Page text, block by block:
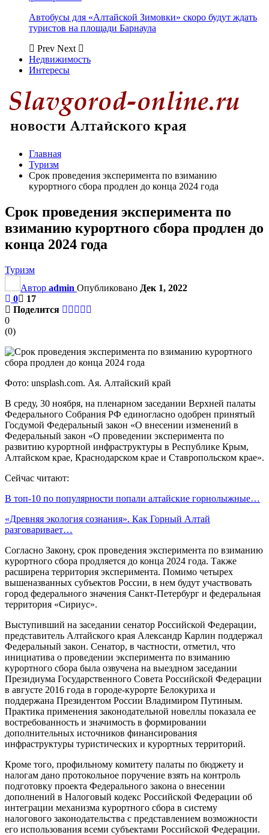
Автобусы для «Алтайской Зимовки» скоро будут ждать
туристов на площади Барнаула
Prev Next
Недвижимость
Интересы
Главная
Туризм
Срок проведения эксперимента по взиманию
курортного сбора продлен до конца 2024 года
Срок проведения эксперимента по
взиманию курортного сбора продлен до
конца 2024 года
Туризм
Автор admin Опубликовано Дек 1, 2022
0
17
Поделится
0
(0)
Фото: unsplash.com. Ая. Алтайский край
В среду, 30 ноября, на пленарном заседании Верхней палаты
Федерального Собрания РФ единогласно одобрен принятый
Госдумой Федеральный закон «О внесении изменений в
Федеральный закон «О проведении эксперимента по
развитию курортной инфраструктуры в Республике Крым,
Алтайском крае, Краснодарском крае и Ставропольском крае».
Сейчас читают:
В топ-10 по популярности попали алтайские горнолыжные…
«Древняя экология сознания». Как Горный Алтай
разговаривает…
Согласно Закону, срок проведения эксперимента по взиманию
курортного сбора продляется до конца 2024 года. Также
расширена территория эксперимента. Помимо четырех
вышеназванных субъектов России, в нем будут участвовать
город федерального значения Санкт-Петербург и федеральная
территория «Сириус».
Выступивший на заседании сенатор Российской Федерации,
представитель Алтайского края Александр Карлин поддержал
Федеральный закон. Сенатор, в частности, отметил, что
инициатива о проведении эксперимента по взиманию
курортного сбора была озвучена на выездном заседании
Президиума Государственного Совета Российской Федерации
в августе 2016 года в городе-курорте Белокуриха и
поддержана Президентом России Владимиром Путиным.
Практика применения законодательной новеллы показала ее
востребованность и значимость в формировании
дополнительных источников финансирования
инфраструктуры туристических и курортных территорий.
Кроме того, профильному комитету палаты по бюджету и
налогам дано протокольное поручение взять на контроль
подготовку проекта Федерального закона о внесении
дополнений в Налоговый кодекс Российской Федерации об
интеграции механизма курортного сбора в систему
налогового законодательства с представлением возможности
его использования всеми субъектами Российской Федерации.